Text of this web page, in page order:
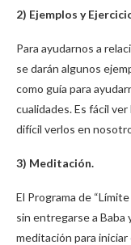
2) Ejemplos y
Para ayudarnos a
se darán algunos
como guía para
cualidades. Es fácil
difícil verlos en
3) Meditación.
El Programa de
sin entregarse a Baba
meditación para